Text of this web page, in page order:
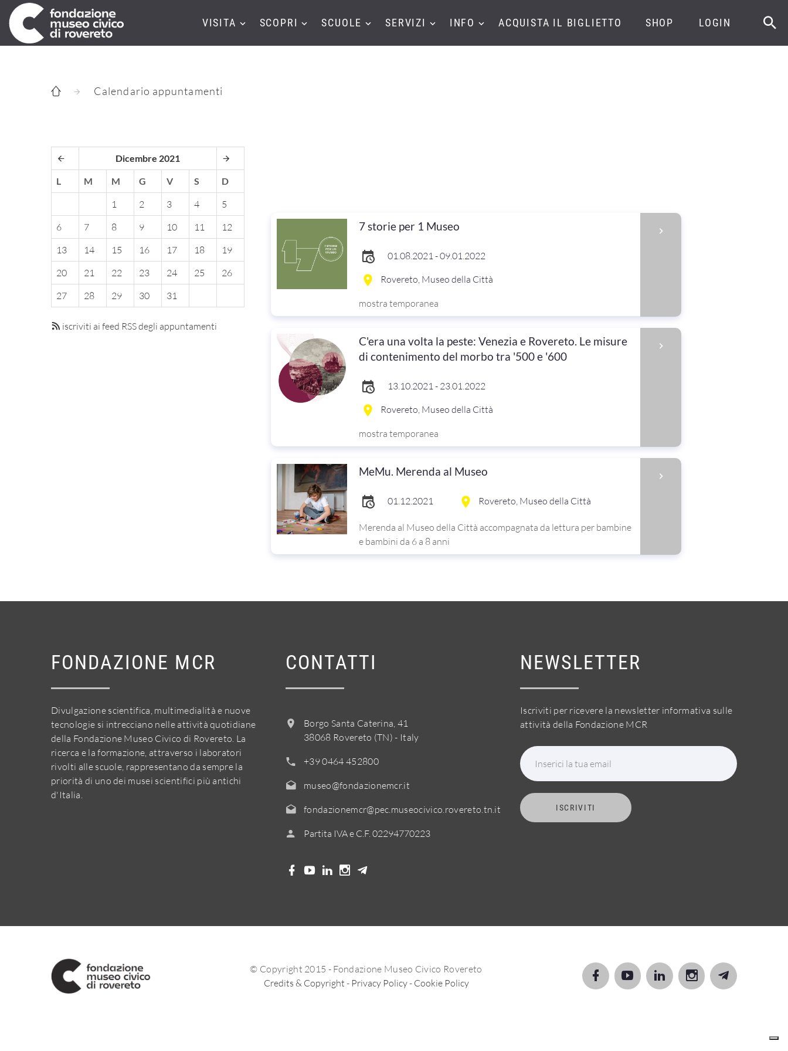
VISITA SCOPRI SCUOLE SERVIZI INFO ACQUISTA IL BIGLIETTO SHOP LOGIN
Calendario appuntamenti
Dicembre 2021
L M M G V S D
1 2 3 4
5
6
7 8 9 10 11
12
13
14 15 16 17 18
19
20
21 22 23 24 25
26
27
28 29 30 31
iscriviti ai feed RSS degli appuntamenti
7 storie per 1 Museo
01.08.2021 - 09.01.2022
Rovereto, Museo della Città
mostra temporanea
C'era una volta la peste: Venezia e Rovereto. Le misure
di contenimento del morbo tra '500 e '600
13.10.2021 - 23.01.2022
Rovereto, Museo della Città
mostra temporanea
MeMu. Merenda al Museo
01.12.2021 Rovereto, Museo della Città
Merenda al Museo della Città accompagnata da lettura per bambine
e bambini da 6 a 8 anni
FONDAZIONE MCR
Divulgazione scientifica, multimedialità e nuove
tecnologie si intrecciano nelle attività quotidiane
della Fondazione Museo Civico di Rovereto. La
ricerca e la formazione, attraverso i laboratori
rivolti alle scuole, rappresentano da sempre la
priorità di uno dei musei scientifici più antichi
d'Italia.
CONTATTI
Borgo Santa Caterina, 41
38068 Rovereto (TN) - Italy
+39 0464 452800
museo@fondazionemcr.it
fondazionemcr@pec.museocivico.rovereto.tn.it
Partita IVA e C.F. 02294770223
NEWSLETTER
Iscriviti per ricevere la newsletter informativa sulle
attività della Fondazione MCR
Inserici la tua email
ISCRIVITI
© Copyright 2015 - Fondazione Museo Civico Rovereto
Credits & Copyright - Privacy Policy- Cookie Policy